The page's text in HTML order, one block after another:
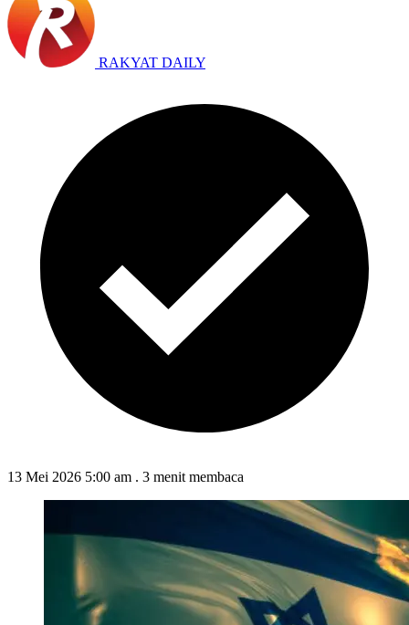
RAKYAT DAILY
13 Mei 2026 5:00 am . 3 menit membaca